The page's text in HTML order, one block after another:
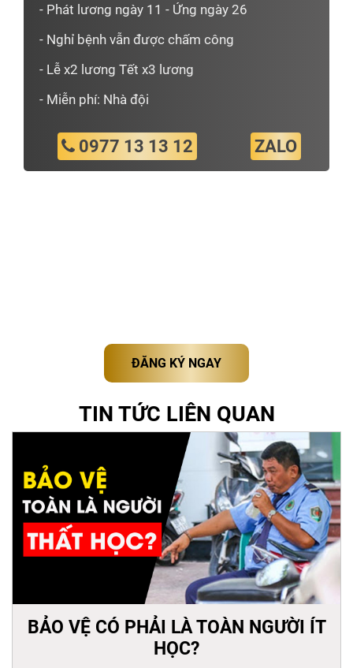
- Phát lương ngày 11 - Ứng ngày 26
- Nghỉ bệnh vẫn được chấm công
- Lễ x2 lương Tết x3 lương
- Miễn phí: Nhà đội
0977 13 13 12 ZALO
ĐĂNG KÝ NGAY
TIN TỨC LIÊN QUAN
BẢO VỆ CÓ PHẢI LÀ TOÀN NGƯỜI ÍT
HỌC?